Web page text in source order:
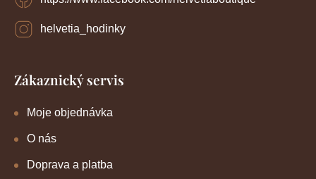
helvetia_hodinky
Zákaznický servis
Moje objednávka
O nás
Doprava a platba